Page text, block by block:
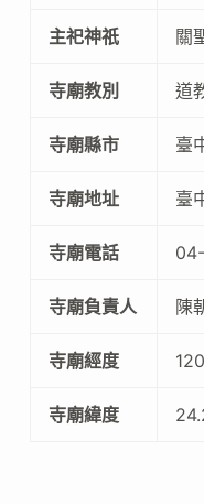
主祀神祇 關
寺廟教別 道
寺廟縣市 臺
寺廟地址 臺
寺廟電話
寺廟負責人 陳
寺廟經度
寺廟緯度